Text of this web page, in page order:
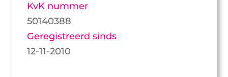
KvK nummer
50140388
Geregistreerd sinds
12-11-2010